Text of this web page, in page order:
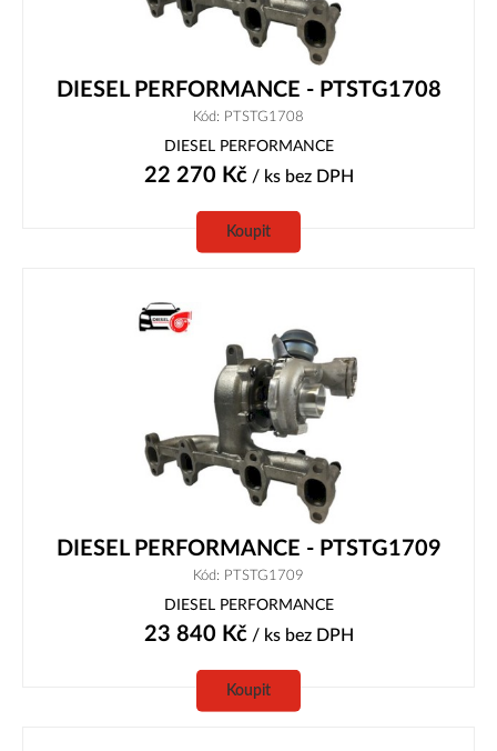
DIESEL PERFORMANCE - PTSTG1708
Kód: PTSTG1708
DIESEL PERFORMANCE
22 270 Kč/ ks bez DPH
Koupit
DIESEL PERFORMANCE - PTSTG1709
Kód: PTSTG1709
DIESEL PERFORMANCE
23 840 Kč/ ks bez DPH
Koupit